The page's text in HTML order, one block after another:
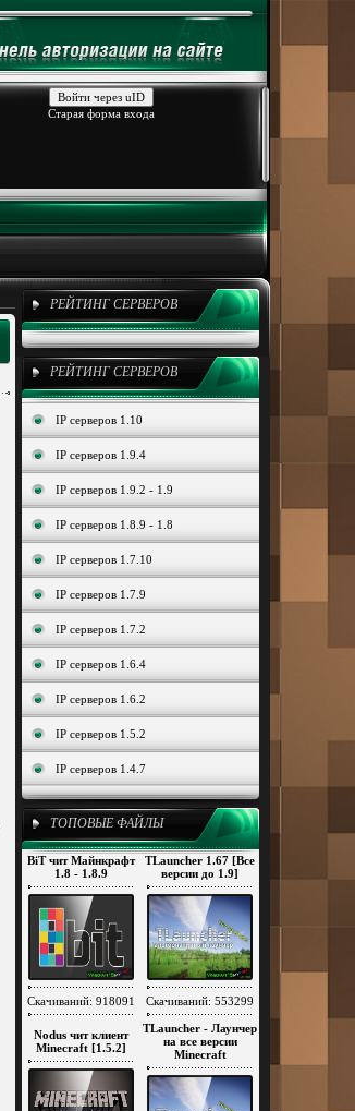
Войти через uID
Старая форма входа
РЕЙТИНГ СЕРВЕРОВ
РЕЙТИНГ СЕРВЕРОВ
IP серверов 1.10
IP серверов 1.9.4
IP серверов 1.9.2 - 1.9
IP серверов 1.8.9 - 1.8
IP серверов 1.7.10
IP серверов 1.7.9
IP серверов 1.7.2
IP серверов 1.6.4
IP серверов 1.6.2
IP серверов 1.5.2
IP серверов 1.4.7
ТОПОВЫЕ ФАЙЛЫ
BiT чит Майнкрафт
1.8 - 1.8.9
Скачиваний: 918091
TLauncher 1.67 [Все
версии до 1.9]
Скачиваний: 553299
Nodus чит клиент
Minecraft [1.5.2]
TLauncher - Лаунчер
на все версии
Minecraft